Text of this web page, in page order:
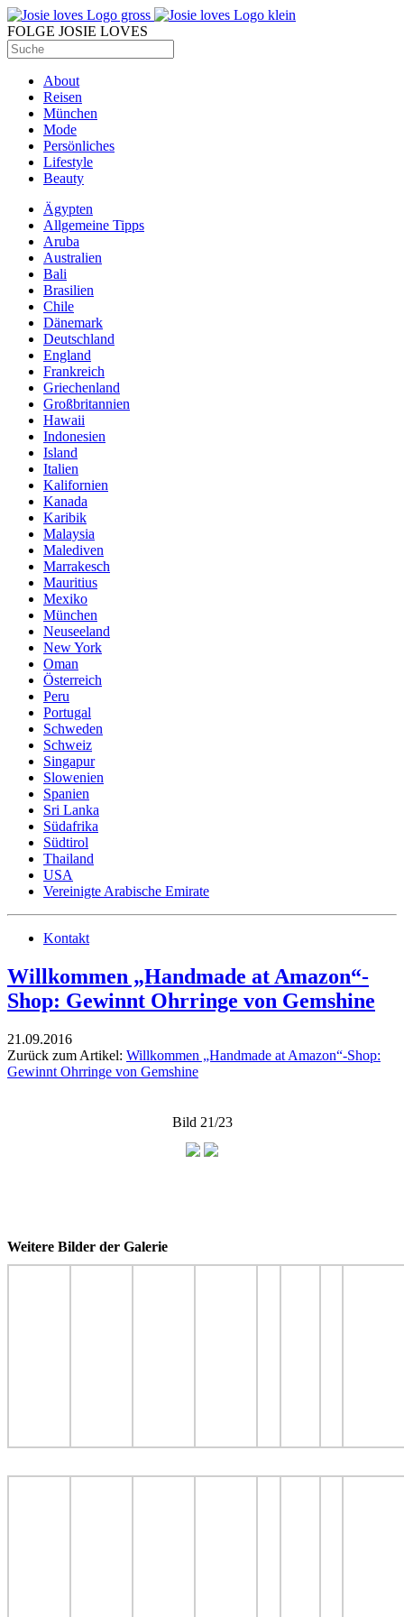
FOLGE JOSIE LOVES
About
Reisen
München
Mode
Persönliches
Lifestyle
Beauty
Ägypten
Allgemeine Tipps
Aruba
Australien
Bali
Brasilien
Chile
Dänemark
Deutschland
England
Frankreich
Griechenland
Großbritannien
Hawaii
Indonesien
Island
Italien
Kalifornien
Kanada
Karibik
Malaysia
Malediven
Marrakesch
Mauritius
Mexiko
München
Neuseeland
New York
Oman
Österreich
Peru
Portugal
Schweden
Schweiz
Singapur
Slowenien
Spanien
Sri Lanka
Südafrika
Südtirol
Thailand
USA
Vereinigte Arabische Emirate
Kontakt
Willkommen „Handmade at Amazon“-
Shop: Gewinnt Ohrringe von Gemshine
21.09.2016
Zurück zum Artikel: Willkommen „Handmade at Amazon“-Shop:
Gewinnt Ohrringe von Gemshine
Bild 21/23
Weitere Bilder der Galerie